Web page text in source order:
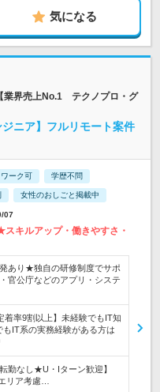
気になる
業界売上No.1 テクノプロ・グ
ニア】フルリモート案件
ーク可 学歴不問
女性のおしごと掲載中
07
キルアップ・働きやすさ・
あり★独自の研修制度でサポ
官公庁などのアプリ・システ
着率9割以上】未経験でもIT知
IT系の実務経験がある方は
勤なし★U・Iターン歓迎】
リア考慮…